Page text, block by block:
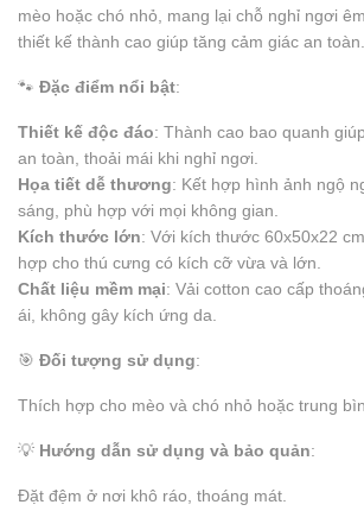
mèo hoặc chó nhỏ, mang lại chỗ nghỉ ngơi
thiết kế thành cao giúp tăng cảm giác an toàn.
🐾 Đặc điểm nổi bật:
Thiết kế độc đáo: Thành cao bao quanh
an toàn, thoải mái khi nghỉ ngơi.
Họa tiết dễ thương: Kết hợp hình ảnh ngộ
sáng, phù hợp với mọi không gian.
Kích thước lớn: Với kích thước 60x50x22
hợp cho thú cưng có kích cỡ vừa và lớn.
Chất liệu mềm mại: Vải cotton cao cấp
ái, không gây kích ứng da.
🎯 Đối tượng sử dụng:
Thích hợp cho mèo và chó nhỏ hoặc trung
💡 Hướng dẫn sử dụng và bảo quản:
Đặt đệm ở nơi khô ráo, thoáng mát.